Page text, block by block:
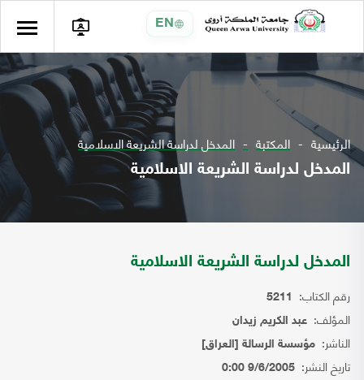
EN
الرئيسية المكتبة المدخل لدراسة الشريعة الاسلامية
المدخل لدراسة الشريعة الاسلامية
المدخل لدراسة الشريعة الاسلامية
رقم الكتاب: 5211
المؤلف: عبد الكريم زيدان
الناشر: مؤسسة الرسالة [العراق]
تاريخ النشر: 9/6/2005 0:00